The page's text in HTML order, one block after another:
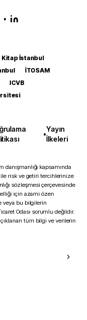
•
Kitap İstanbul
İTOSAM
ICVB
•
Yayın
İlkeleri
kapsamında
ile risk ve getiri tercihlerinize
sözleşmesi çerçevesinde
için azami özen
veya bu bilgilerin
Odası sorumlu değildir.
tüm bilgi ve verilerin